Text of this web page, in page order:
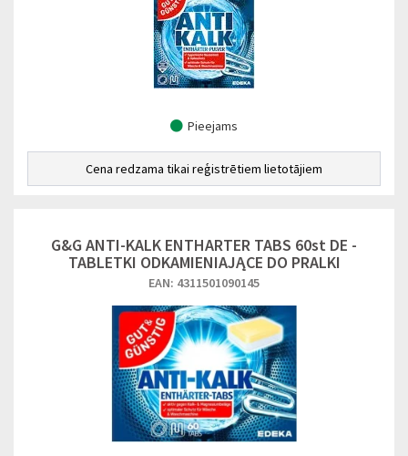
Pieejams
Cena redzama tikai reģistrētiem lietotājiem
G&G ANTI-KALK ENTHARTER TABS 60st DE -
TABLETKI ODKAMIENIAJĄCE DO PRALKI
EAN: 4311501090145